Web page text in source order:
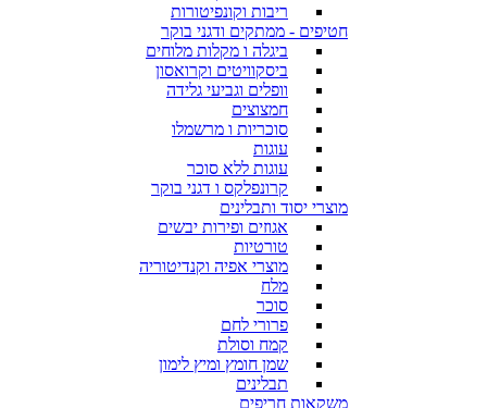
ריבות וקונפיטורות
חטיפים - ממתקים ודגני בוקר
ביגלה ו מקלות מלוחים
ביסקוויטים וקרואסון
וופלים וגביעי גלידה
חמצוצים
סוכריות ו מרשמלו
עוגות
עוגות ללא סוכר
קרונפלקס ו דגני בוקר
מוצרי יסוד ותבלינים
אגוזים ופירות יבשים
טורטיות
מוצרי אפיה וקנדיטוריה
מלח
סוכר
פרורי לחם
קמח וסולת
שמן חומץ ומיץ לימון
תבלינים
משקאות חריפים